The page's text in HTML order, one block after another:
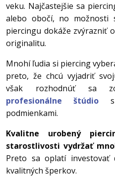
veku. Najčastejšie sa
alebo obočí, no možnosti
piercingu dokáže zvýrazniť
originalitu.
Mnohí ľudia si piercing
preto, že chcú vyjadriť
však rozhodnúť sa
profesionálne štúdio s
podmienkami.
Kvalitne urobený
starostlivosti vydržať
Preto sa oplatí investovať
kvalitných šperkov.